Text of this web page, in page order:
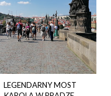
LEGENDARNY MOST